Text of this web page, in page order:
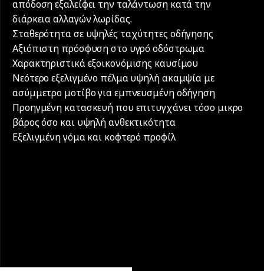
απόδοση εξαλείφει την ταλάντωση κατά την
διάρκεια αλλαγών λωρίδας.
Σταθερότητα σε υψηλές ταχύτητες οδήγησης
Αξιόπιστη πρόσφυση στο υγρό οδόστρωμα
Χαρακτηριστικά εξοικονόμισης καυσίμου
Νεότερο εξελιγμένο πέλμα υψηλή ακαμψία με
ασύμμετρο μοτίβο για εμπνευσμένη οδήγηση
Προηγμένη κατασκευή που επιτυγχάνει τόσο μικρο
βάρος όσο και υψηλή ανθεκτικότητα
Εξελιγμένη γόμα και κοφτερό προφίλ